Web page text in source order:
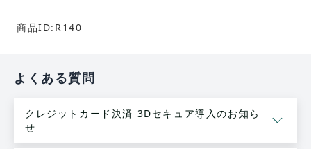
商品ID:R140
よくある質問
クレジットカード決済 3Dセキュア導入のお知ら
せ